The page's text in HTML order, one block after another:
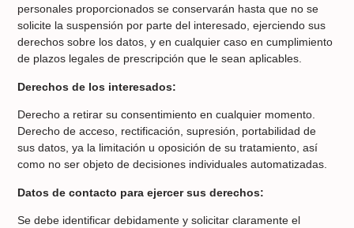
personales proporcionados se conservarán hasta que no se
solicite la suspensión por parte del interesado, ejerciendo sus
derechos sobre los datos, y en cualquier caso en cumplimiento
de plazos legales de prescripción que le sean aplicables.
Derechos de los interesados:
Derecho a retirar su consentimiento en cualquier momento.
Derecho de acceso, rectificación, supresión, portabilidad de
sus datos, ya la limitación u oposición de su tratamiento, así
como no ser objeto de decisiones individuales automatizadas.
Datos de contacto para ejercer sus derechos:
Se debe identificar debidamente y solicitar claramente el